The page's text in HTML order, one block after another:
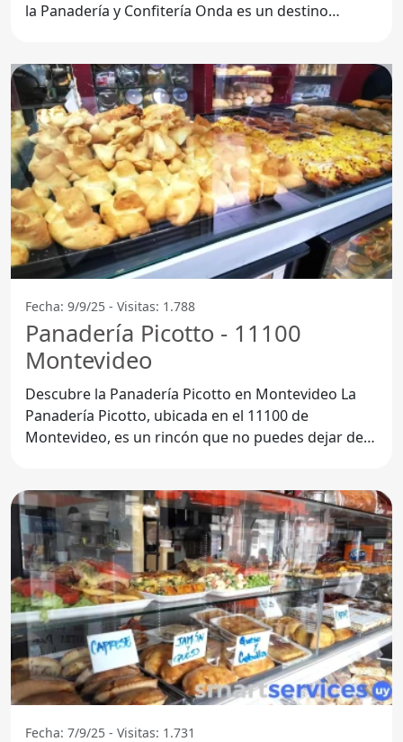
la Panadería y Confitería Onda es un destino
Fecha: 9/9/25 - Visitas: 1.788
Panadería Picotto - 11100
Montevideo
Descubre la Panadería Picotto en Montevideo La
Panadería Picotto, ubicada en el 11100 de
Montevideo, es un rincón que no puedes dejar de
Fecha: 7/9/25 - Visitas: 1.731